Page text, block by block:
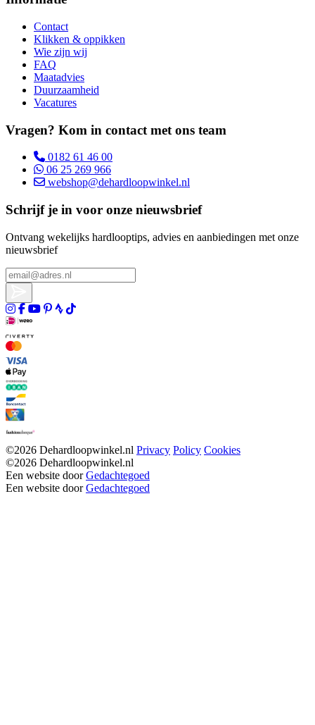
Contact
Klikken & oppikken
Wie zijn wij
FAQ
Maatadvies
Duurzaamheid
Vacatures
Vragen? Kom in contact met ons team
0182 61 46 00
06 25 269 966
webshop@dehardloopwinkel.nl
Schrijf je in voor onze nieuwsbrief
Ontvang wekelijks hardlooptips, advies en aanbiedingen met onze
nieuwsbrief
©2026 Dehardloopwinkel.nl Privacy Policy Cookies
©2026 Dehardloopwinkel.nl
Een website doorGedachtegoed
Een website doorGedachtegoed